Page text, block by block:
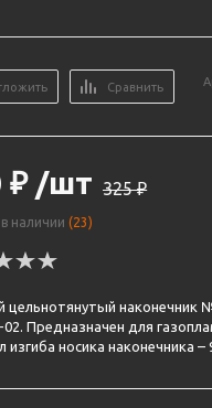
Сравнить
₽ /шт 325₽
в наличии(23)
наконечник
Предназначен для
изгиба носика наконечника –